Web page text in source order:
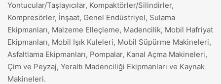
Yontucular/Taşlayıcılar, Kompaktörler/Silindirler,
Kompresörler, İnşaat, Genel Endüstriyel, Sulama
Ekipmanları, Malzeme Elleçleme, Madencilik, Mobil Hafriyat
Ekipmanları, Mobil Işık Kuleleri, Mobil Süpürme Makineleri,
Asfaltlama Ekipmanları, Pompalar, Kanal Açma Makineleri,
Çim ve Peyzaj, Yeraltı Madenciliği Ekipmanları ve Kaynak
Makineleri.